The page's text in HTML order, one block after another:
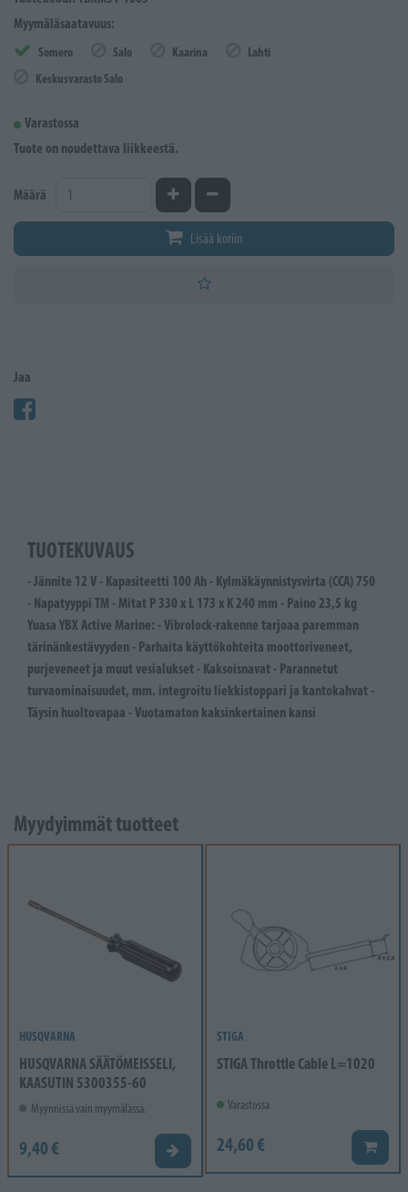
Myymäläsaatavuus:
Somero Salo Kaarina
Lahti
Keskusvarasto Salo
Varastossa
Tuote on noudettava liikkeestä.
Määrä Kasvata määrääVähennä määrää
Lisää koriin
Jaa
TUOTEKUVAUS
- Jännite 12 V - Kapasiteetti 100 Ah - Kylmäkäynnistysvirta (CCA) 750
- Napatyyppi TM - Mitat P 330 x L 173 x K 240 mm - Paino 23,5 kg
Yuasa YBX Active Marine: - Vibrolock-rakenne tarjoaa paremman
tärinänkestävyyden - Parhaita käyttökohteita moottoriveneet,
purjeveneet ja muut vesialukset - Kaksoisnavat - Parannetut
turvaominaisuudet, mm. integroitu liekkistoppari ja kantokahvat -
Täysin huoltovapaa - Vuotamaton kaksinkertainen kansi
Myydyimmät tuotteet
HUSQVARNA
HUSQVARNA SÄÄTÖMEISSELI,
KAASUTIN 5300355-60
Myynnissä vain myymälässä.
9,40 € Valitse vaihtoehto
STIGA
STIGA Throttle Cable L=1020
Varastossa
24,60 € Lisää